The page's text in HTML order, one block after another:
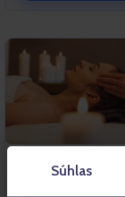
Súhlas
VRCHLABÍ